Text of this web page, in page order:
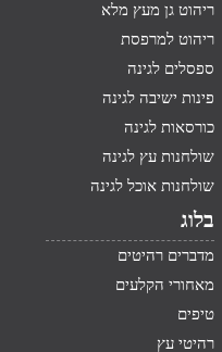
ריהוט גן מעץ מלא
ריהוט למרפסת
ספסלים לגינה
פינות ישיבה לגינה
כורסאות לגינה
שולחנות עץ לגינה
שולחנות אוכל לגינה
בלוג
מדברים רהיטים
מאחורי הקלעים
טיפים
רהיטי עץ